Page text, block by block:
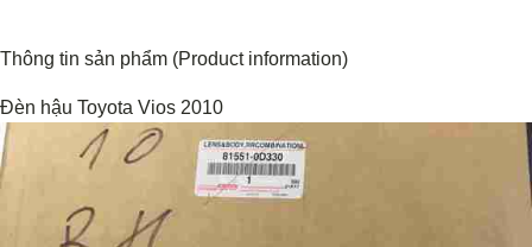
Thông tin sản phẩm (Product information)
Đèn hậu Toyota Vios 2010